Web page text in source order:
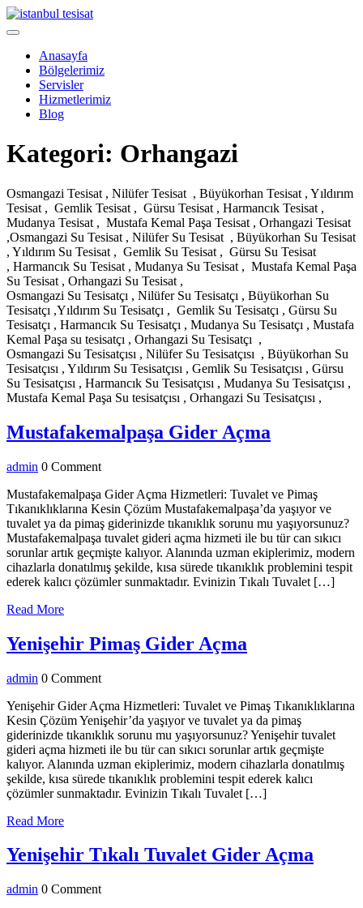
Skip
to
Open
Anasayfa
Bölgelerimiz
Servisler
Hizmetlerimiz
Blog
Menu
Kategori: Orhangazi
Osmangazi Tesisat , Nilüfer Tesisat , Büyükorhan Tesisat , Yıldırım
Tesisat , Gemlik Tesisat , Gürsu Tesisat , Harmancık Tesisat ,
Mudanya Tesisat , Mustafa Kemal Paşa Tesisat , Orhangazi Tesisat
,Osmangazi Su Tesisat , Nilüfer Su Tesisat , Büyükorhan Su Tesisat
, Yıldırım Su Tesisat , Gemlik Su Tesisat , Gürsu Su Tesisat
, Harmancık Su Tesisat , Mudanya Su Tesisat , Mustafa Kemal Paşa
Su Tesisat , Orhangazi Su Tesisat ,
Osmangazi Su Tesisatçı , Nilüfer Su Tesisatçı , Büyükorhan Su
Tesisatçı ,Yıldırım Su Tesisatçı , Gemlik Su Tesisatçı , Gürsu Su
Tesisatçı , Harmancık Su Tesisatçı , Mudanya Su Tesisatçı , Mustafa
Kemal Paşa su tesisatçı , Orhangazi Su Tesisatçı ,
Osmangazi Su Tesisatçısı , Nilüfer Su Tesisatçısı , Büyükorhan Su
Tesisatçısı , Yıldırım Su Tesisatçısı , Gemlik Su Tesisatçısı , Gürsu
Su Tesisatçısı , Harmancık Su Tesisatçısı , Mudanya Su Tesisatçısı ,
Mustafa Kemal Paşa Su tesisatçısı , Orhangazi Su Tesisatçısı ,
Mustafakemalpaşa Gider Açma
admin admin
0 Comment
Mustafakemalpaşa Gider Açma Hizmetleri: Tuvalet ve Pimaş
Tıkanıklıklarına Kesin Çözüm Mustafakemalpaşa’da yaşıyor ve
tuvalet ya da pimaş giderinizde tıkanıklık sorunu mu yaşıyorsunuz?
Mustafakemalpaşa tuvalet gideri açma hizmeti ile bu tür can sıkıcı
sorunlar artık geçmişte kalıyor. Alanında uzman ekiplerimiz, modern
cihazlarla donatılmış şekilde, kısa sürede tıkanıklık problemini tespit
ederek kalıcı çözümler sunmaktadır. Evinizin Tıkalı Tuvalet […]
Read MoreRead
Yenişehir Pimaş Gider Açma
Açma
admin admin
0 Comment
Yenişehir Gider Açma Hizmetleri: Tuvalet ve Pimaş Tıkanıklıklarına
Kesin Çözüm Yenişehir’da yaşıyor ve tuvalet ya da pimaş
giderinizde tıkanıklık sorunu mu yaşıyorsunuz? Yenişehir tuvalet
gideri açma hizmeti ile bu tür can sıkıcı sorunlar artık geçmişte
kalıyor. Alanında uzman ekiplerimiz, modern cihazlarla donatılmış
şekilde, kısa sürede tıkanıklık problemini tespit ederek kalıcı
çözümler sunmaktadır. Evinizin Tıkalı Tuvalet […]
Read MoreRead
Yenişehir Tıkalı Tuvalet Gider Açma
admin admin
0 Comment